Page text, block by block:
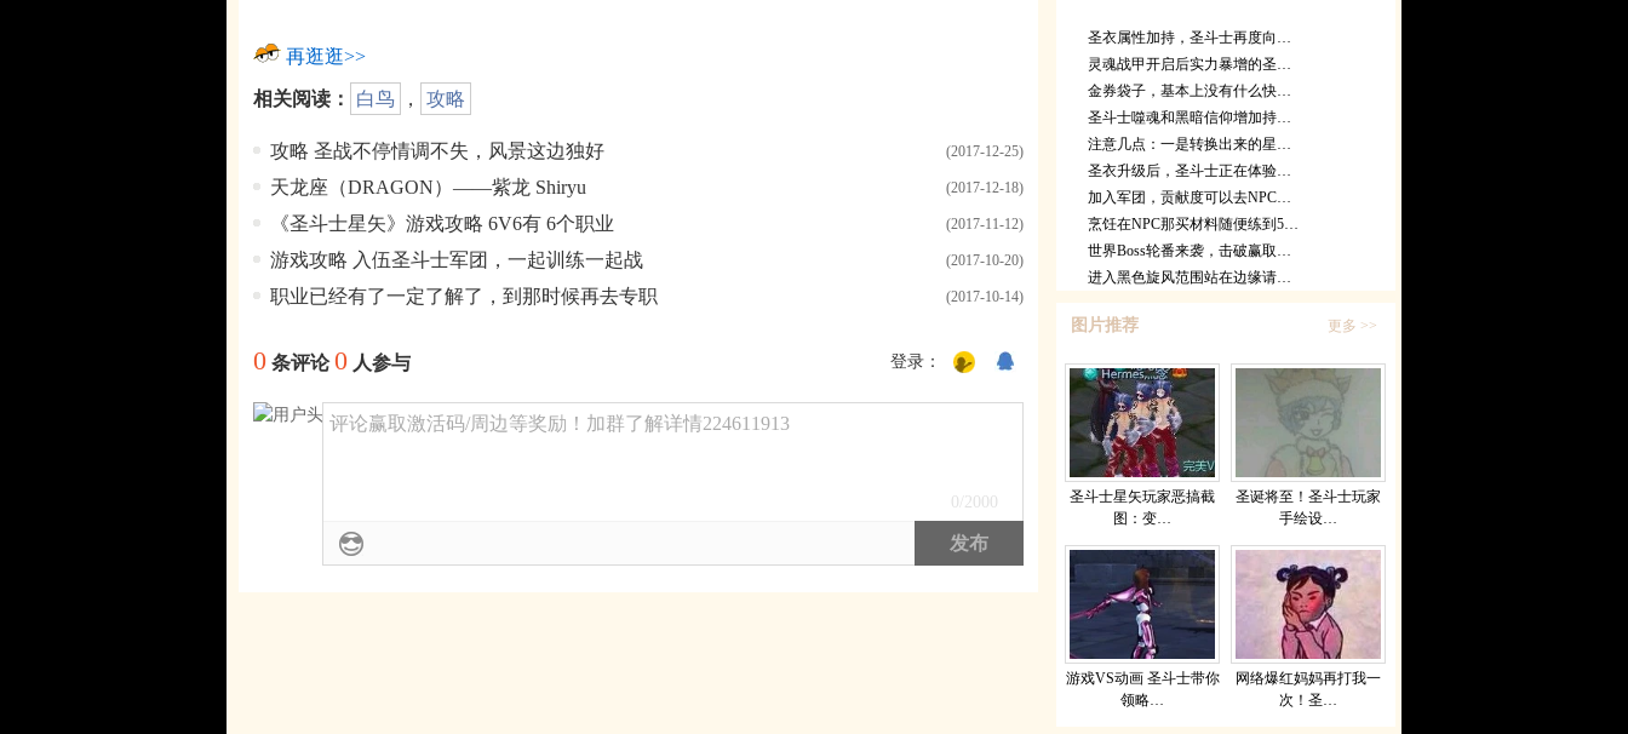
圣衣属性加持，圣斗士再度向…
灵魂战甲开启后实力暴增的圣…
金券袋子，基本上没有什么快…
圣斗士噬魂和黑暗信仰增加持…
注意几点：一是转换出来的星…
圣衣升级后，圣斗士正在体验…
加入军团，贡献度可以去NPC…
烹饪在NPC那买材料随便练到5…
世界Boss轮番来袭，击破赢取…
进入黑色旋风范围站在边缘请…
图片推荐
圣斗士星矢玩家恶搞截
图：变…
圣诞将至！圣斗士玩家
手绘设…
游戏VS动画 圣斗士带你
领略…
网络爆红妈妈再打我一
次！圣…
更多 >>
再逛逛>>
相关阅读： 白鸟 ， 攻略
(2017-12-25)
攻略 圣战不停情调不失，风景这边独好
(2017-12-18)
天龙座（DRAGON）——紫龙 Shiryu
(2017-11-12)
《圣斗士星矢》游戏攻略 6V6有 6个职业
(2017-10-20)
游戏攻略 入伍圣斗士军团，一起训练一起战
(2017-10-14)
职业已经有了一定了解了，到那时候再去专职
0 条评论0 人参与 登录：
评论赢取激活码/周边等奖励！加群了解详情224611913
0 /2000
发布